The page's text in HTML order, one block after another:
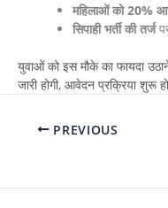
महिलाओं को 20%
सिपाही भर्ती की तर्ज
युवाओं को इस मौके का फायदा
जारी होगी, आवेदन प्रक्रिया शुरू
PREVIOUS